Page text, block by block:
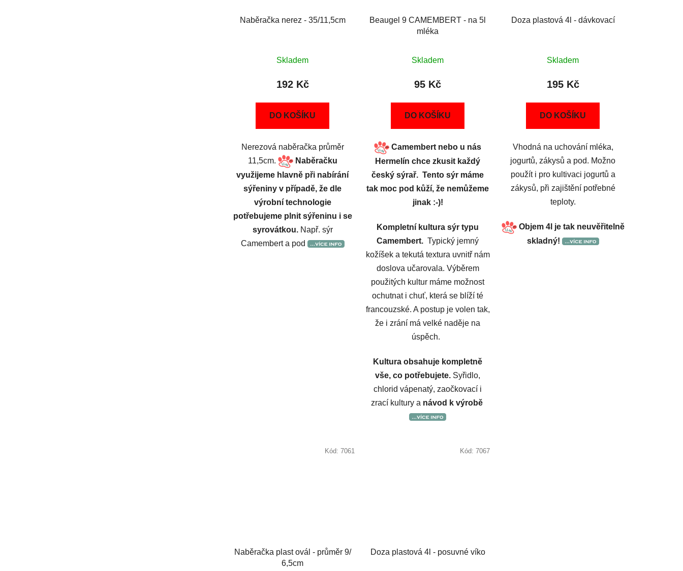
Naběračka nerez - 35/11,5cm
Skladem
192 Kč
DO KOŠÍKU
Nerezová naběračka průměr
11,5cm.
Naběračku
využijeme hlavně při nabírání
sýřeniny v případě, že dle
výrobní technologie
potřebujeme plnit sýřeninu i se
syrovátkou.Např. sýr
Camembert a pod
Beaugel 9 CAMEMBERT - na 5l
mléka
Skladem
95 Kč
DO KOŠÍKU
Camembert nebo u nás
Hermelín chce zkusit každý
český sýrař. Tento sýr máme
tak moc pod kůží, že nemůžeme
jinak :-)!
Kompletní kultura sýr typu
Camembert.Typický jemný
kožíšek a tekutá textura uvnitř nám
doslova učarovala. Výběrem
použitých kultur máme možnost
ochutnat i chuť, která se blíží té
francouzské. A postup je volen tak,
že i zrání má velké naděje na
úspěch.
Kultura obsahuje kompletně
vše, co potřebujete. Syřidlo,
chlorid vápenatý, zaočkovací i
zrací kultury a návod k výrobě
Doza plastová 4l - dávkovací
Skladem
195 Kč
DO KOŠÍKU
Vhodná na uchování mléka,
jogurtů, zákysů a pod. Možno
použít i pro kultivaci jogurtů a
zákysů, při zajištění potřebné
teploty.
Objem 4l je tak neuvěřitelně
skladný!
Naběračka plast ovál - průměr 9/
6,5cm
Kód: 7061
Doza plastová 4l - posuvné víko
Kód: 7067